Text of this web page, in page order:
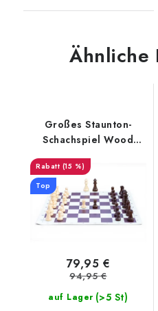
Ähnliche
Großes Staunton-
Schachspiel Wood
(15 %)
Top
auf Lager (>5 St)
79,95 €
94,95 €